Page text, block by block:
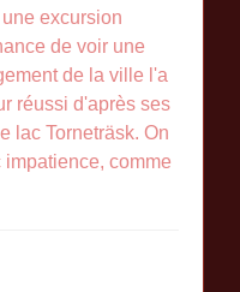
excursion
de voir une
de la ville l'a
réussi d'après ses
lac Torneträsk. On
comme